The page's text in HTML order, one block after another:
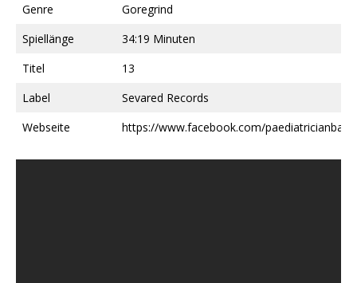
Genre
Goregrind
Spiellänge
34:19 Minuten
Titel
13
Label
Sevared Records
Webseite
https://www.facebook.com/